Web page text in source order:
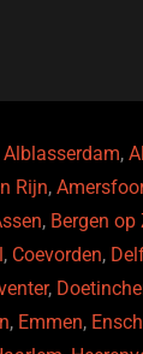
Alblasserdam,
Rijn,
, Bergen op
, Coevorden,
,
, Emmen,